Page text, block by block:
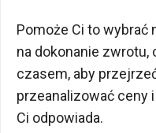
Pomoże Ci to wybrać
na dokonanie
czasem, aby
przeanalizować ceny
Ci odpowiada.